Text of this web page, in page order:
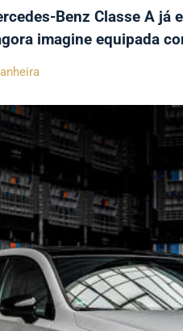
Benz Classe A
imagine equipada